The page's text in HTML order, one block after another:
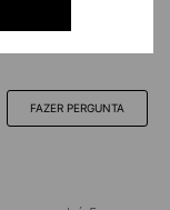
FAZER PERGUNTA